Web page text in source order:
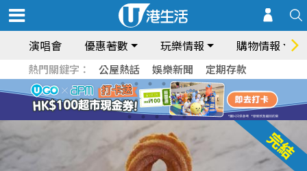
演唱會 優惠著數 玩樂情報 購物情報
熱門關鍵字： 公屋熱話 娛樂新聞 定期存款